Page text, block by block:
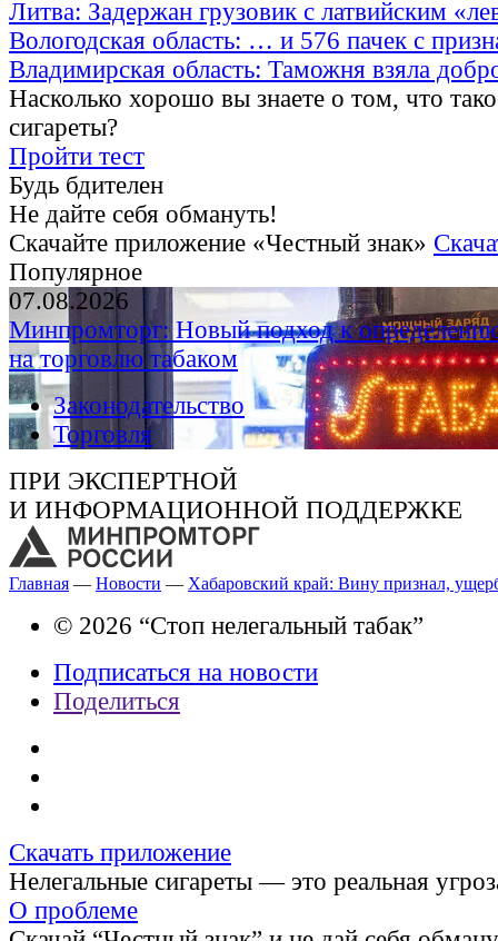
Литва: Задержан грузовик с латвийским
Вологодская область: … и 576 пачек с
Владимирская область: Таможня взяла
Насколько хорошо вы знаете о том, что
сигареты?
Пройти тест
Будь бдителен
Не дайте себя обмануть!
Скачайте приложение «Честный знак»
Популярное
07.08.2026
Минпромторг: Новый подход к
на торговлю табаком
Законодательство
Торговля
ПРИ ЭКСПЕРТНОЙ
И ИНФОРМАЦИОННОЙ ПОДДЕРЖКЕ
Главная — Новости — Хабаровский край: Вину признал,
© 2026 “Стоп нелегальный табак”
Подписаться на новости
Поделиться
Скачать приложение
Нелегальные сигареты — это реальная
О проблеме